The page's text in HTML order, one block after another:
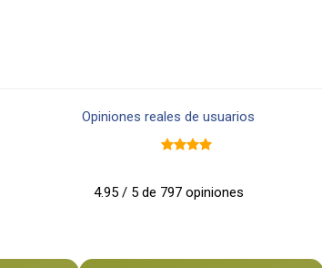
Opiniones reales de usuarios
4.95 / 5 de 797 opiniones